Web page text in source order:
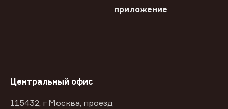
приложение
Центральный офис
115432, г Москва, проезд